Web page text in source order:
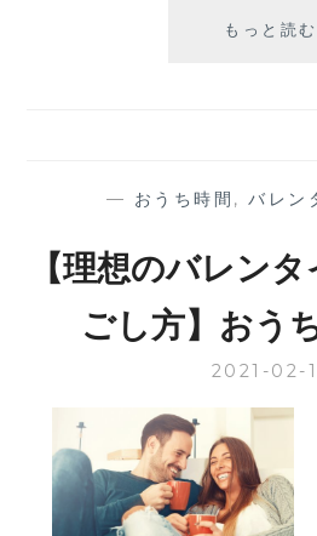
もっと読む
— おうち時間 ,バレン
【理想のバレン
ごし方】おう
2021-02-